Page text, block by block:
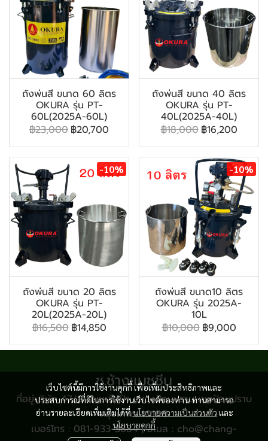
ถังพ่นสี ขนาด 60 ลิตร
OKURA รุ่น PT-
60L(2025A-60L)
฿23,000 ฿20,700
ถังพ่นสี ขนาด 40 ลิตร
OKURA รุ่น PT-
40L(2025A-40L)
฿18,000 ฿16,200
-10%
ถังพ่นสี ขนาด 20 ลิตร
OKURA รุ่น PT-
20L(2025A-20L)
฿16,500 ฿14,850
-10%
ถังพ่นสี ขนาด10 ลิตร
OKURA รุ่น 2025A-
10L
฿10,000 ฿9,000
เว็บไซต์นี้มีการใช้งานคุกกี้ เพื่อเพิ่มประสิทธิภาพและ
ประสบการณ์ที่ดีในการใช้งานเว็บไซต์ของท่าน ท่านสามารถ
อ่านรายละเอียดเพิ่มเติมได้ที่นโยบายความเป็นส่วนตัว และ
นโยบายคุกกี้
ช.ช้างแมชชีน
ที่อยู่บริษัท 47/8 ถนนเสือป่า แขวงป้อมปราบ เขตป้อมปราบ
กรุงเทพฯ 10100
เบอร์โทร : 081-933-3884 | อีเมล : cho@chang-